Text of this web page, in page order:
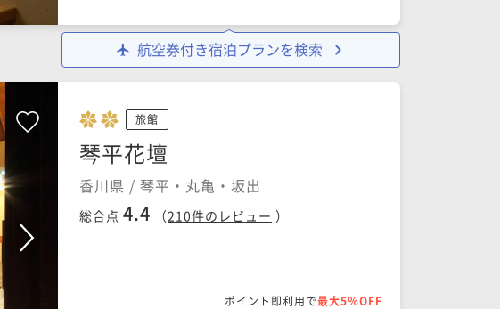
航空券付き宿泊プランを検索
旅館
琴平花壇
香川県 / 琴平・丸亀・坂出
総合点 4.4 （210件のレビュー ）
ポイント即利用で最大5％OFF